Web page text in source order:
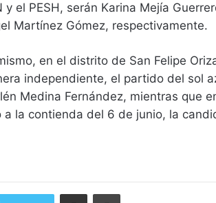
y el PESH, serán Karina Mejía
Martínez Gómez, respectivamente.
en el distrito de San Felipe
independiente, el partido del sol
Medina Fernández, mientras que
a la contienda del 6 de junio, la
Compartir vía email Imprimir